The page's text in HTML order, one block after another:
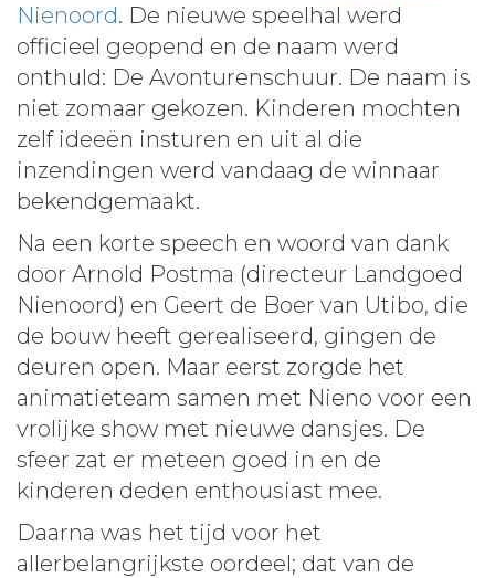
Nienoord. De nieuwe speelhal werd
officieel geopend en de naam werd
onthuld: De Avonturenschuur. De naam is
niet zomaar gekozen. Kinderen mochten
zelf ideeën insturen en uit al die
inzendingen werd vandaag de winnaar
bekendgemaakt.
Na een korte speech en woord van dank
door Arnold Postma (directeur Landgoed
Nienoord) en Geert de Boer van Utibo, die
de bouw heeft gerealiseerd, gingen de
deuren open. Maar eerst zorgde het
animatieteam samen met Nieno voor een
vrolijke show met nieuwe dansjes. De
sfeer zat er meteen goed in en de
kinderen deden enthousiast mee.
Daarna was het tijd voor het
allerbelangrijkste oordeel; dat van de